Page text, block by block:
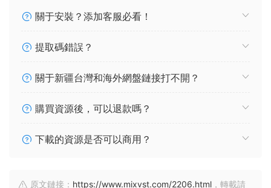
關于安裝？添加客服必看！
提取碼錯誤？
關于新疆台灣和海外網盤鏈接打不開？
購買資源後，可以退款嗎？
下載的資源是否可以商用？
原文鏈接： https://www.mixvst.com/2206.html ，轉載請